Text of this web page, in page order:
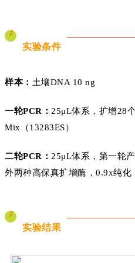
//
实验条件
样本： 土壤DNA 10 ng
一轮PCR： 25μL体系，扩增28
Mix（13283ES）
二轮PCR： 25μL体系，第一轮
外两种高保真扩增酶，0.9x纯化
//
实验结果